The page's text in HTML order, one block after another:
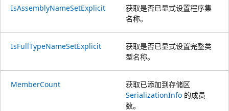
IsAssemblyNameSetExplicit
获取是否已显式设置程序集
名称。
IsFullTypeNameSetExplicit
获取是否已显式设置完整类
型名称。
MemberCount
获取已添加到存储区
SerializationInfo 的成员
数。